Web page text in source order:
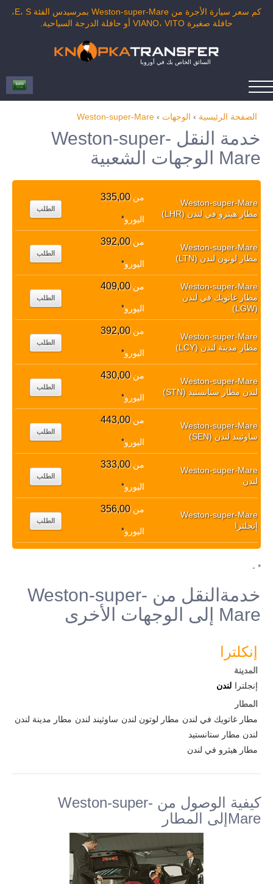
كم سعر سيارة الأجرة من Weston-super-Mare بمرسيدس الفئة E، S،
حافلة صغيرة VIANO، VITO أو حافلة الدرجة السياحية.
السائق الخاص بك في أوروبا
الصفحة الرئيسية › الوجهات ›
Weston-super-Mare
خدمة النقل Weston-super-
Mare الوجهات الشعبية
Weston-super-Mare
مطار هيثرو في لندن (LHR)
من335,00
اليورو*
الطلب
Weston-super-Mare
مطار لوتون لندن (LTN)
من392,00
اليورو*
الطلب
Weston-super-Mare
مطار غاتويك في لندن
(LGW)
من409,00
اليورو*
الطلب
Weston-super-Mare
مطار مدينة لندن (LCY)
من392,00
اليورو*
الطلب
Weston-super-Mare
لندن مطار ستانستيد (STN)
من430,00
اليورو*
الطلب
Weston-super-Mare
ساوثيند لندن (SEN)
من443,00
اليورو*
الطلب
Weston-super-Mare
لندن
من333,00
اليورو*
الطلب
Weston-super-Mare
إنجلترا
من356,00
اليورو*
الطلب
* -
خدمةالنقل من Weston-super-
Mare إلى الوجهات الأخرى
إنكلترا
المدينة
إنجلترا لندن
المطار
مطار غاتويك في لندن مطار لوتون لندن ساوثيند لندن مطار مدينة لندن
لندن مطار ستانستيد
مطار هيثرو في لندن
كيفية الوصول من Weston-super-
Mareإلى المطار